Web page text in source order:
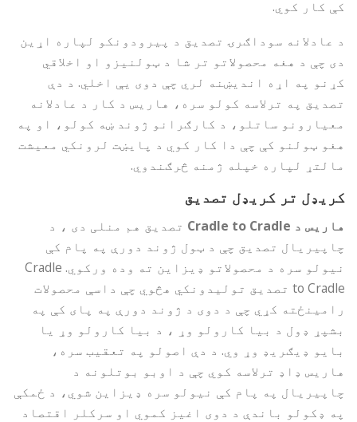
کې کار کوي.
د عادلانه سوداګرۍ تصدیق د پیرودونکو لپاره اړین
دی چې د هغه محصولاتو تر شا د ټولنیزو او اخلاقي
کړنو په اړه اندیښنه لري چې دوی یې اخلي. د دې
تصدیق په ترلاسه کولو سره، هاریس د کار د عادلانه
معیارونو ساتلو، د کارګرانو ژوند ښه کولو، او په
هغو ټولنو کې چې دا کار کوي د پایښت لرونکي معیشت
مالتړ لپاره خپله ژمنه څرګندوي.
کریډل تر کریډل تصدیق
هاریس د Cradle to Cradle
تصدیق هم منلی دی ، د
چاپیریال تصدیق چې د ټول ژوند دورې په پام کې
نیولو سره د محصولاتو ډیزاین ته وده ورکوي. Cradle
to Cradle تصدیق تولیدونکي هڅوي چې داسې محصولات
رامینځته کړي چې د دوی د ژوند دورې په پای کې په
بشپړ ډول د بیا کارولو وړ ، د بیا کارولو وړ یا
بایو ډیګریډ وړ وي. د دې اصولو په تعقیب سره،
هاریس ډاډ ترلاسه کوي چې د اوبو بوتلونه د
چاپیریال په پام کې نیولو سره ډیزاین شوي، د ځمکې
په ډکولو باندې د دوی اغیز کموي او سرکلر اقتصاد